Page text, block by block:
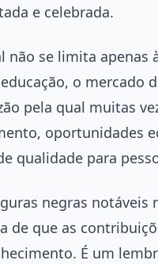
e celebrada.
não se limita apenas
o mercado
pela qual muitas
oportunidades
qualidade para
negras
de que as
É um